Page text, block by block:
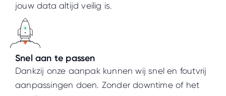
jouw data altijd veilig is.
Snel aan te passen
Dankzij onze aanpak kunnen wij snel en foutvrij
aanpassingen doen. Zonder downtime of het